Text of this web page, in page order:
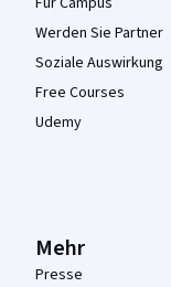
Werden Sie Partner
Soziale Auswirkung
Free Courses
Udemy
Mehr
Presse